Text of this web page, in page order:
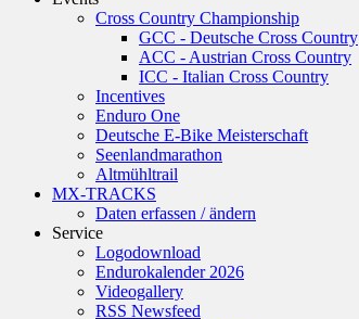
Cross Country Championship
GCC - Deutsche Cross Country
ACC - Austrian Cross Country
ICC - Italian Cross Country
Incentives
Enduro One
Deutsche E-Bike Meisterschaft
Seenlandmarathon
Altmühltrail
MX-TRACKS
Daten erfassen / ändern
Service
Logodownload
Endurokalender 2026
Videogallery
RSS Newsfeed